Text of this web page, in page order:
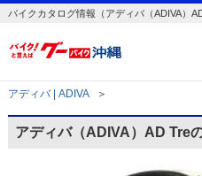
バイクカタログ情報（アディバ（ADIVA）
アディバ | ADIVA ＞
アディバ（ADIVA）AD Tre